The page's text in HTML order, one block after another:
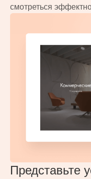
смотреться
Представьте